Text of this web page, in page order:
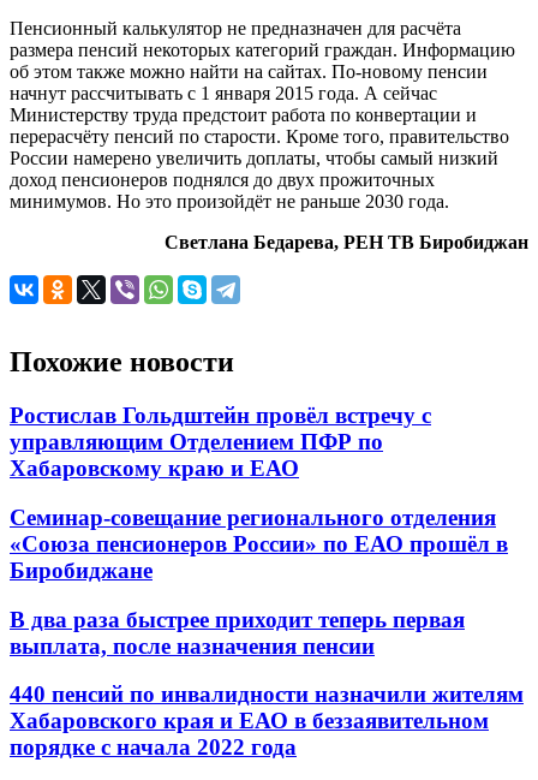
Пенсионный калькулятор не предназначен для расчёта
размера пенсий некоторых категорий граждан. Информацию
об этом также можно найти на сайтах. По-новому пенсии
начнут рассчитывать с 1 января 2015 года. А сейчас
Министерству труда предстоит работа по конвертации и
перерасчёту пенсий по старости. Кроме того, правительство
России намерено увеличить доплаты, чтобы самый низкий
доход пенсионеров поднялся до двух прожиточных
минимумов. Но это произойдёт не раньше 2030 года.
Светлана Бедарева, РЕН ТВ Биробиджан
Похожие новости
Ростислав Гольдштейн провёл встречу с
управляющим Отделением ПФР по
Хабаровскому краю и ЕАО
Семинар-совещание регионального отделения
«Союза пенсионеров России» по ЕАО прошёл в
Биробиджане
В два раза быстрее приходит теперь первая
выплата, после назначения пенсии
440 пенсий по инвалидности назначили жителям
Хабаровского края и ЕАО в беззаявительном
порядке с начала 2022 года